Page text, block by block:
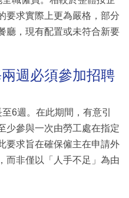
要求實際上更為嚴格，部分
廳，現有配置或未符合新要
週必須參加招聘
6週。在此期間，有意引
少參與一次由勞工處在指定
要求旨在確保僱主在申請外
而非僅以「人手不足」為由